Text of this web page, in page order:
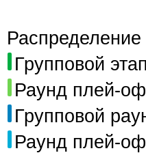
Групповой
Раунд плей-
Групповой
Раунд плей-